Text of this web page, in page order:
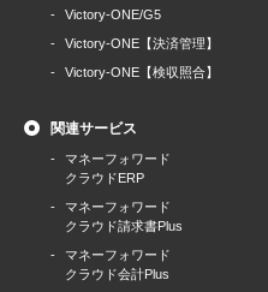
Victory-ONE/G5
Victory-ONE【決済管理】
Victory-ONE【検収照合】
関連サービス
マネーフォワード
クラウドERP
マネーフォワード
クラウド請求書Plus
マネーフォワード
クラウド会計Plus